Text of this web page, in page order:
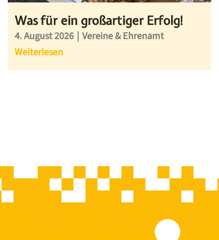
Was für ein großartiger Erfolg!
4. August 2026 | Vereine & Ehrenamt
Weiterlesen